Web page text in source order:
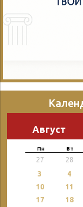
Август
Пн Вт
27 28
3 4
10
11
17
18